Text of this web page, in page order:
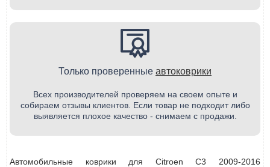
Только проверенные автоковрики
Всех производителей проверяем на своем опыте и
собираем отзывы клиентов. Если товар не подходит либо
выявляется плохое качество - снимаем с продажи.
Автомобильные коврики для Citroen C3 2009-2016